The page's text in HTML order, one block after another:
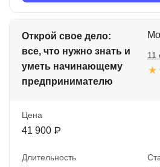
Открой свое дело:
все, что нужно знать и
уметь начинающему
предпринимателю
11
Цена
41 900 ₽
Длительность